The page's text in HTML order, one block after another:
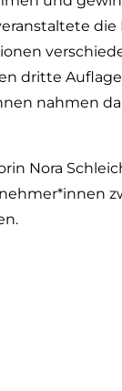
die
dritte
nahmen
Nora